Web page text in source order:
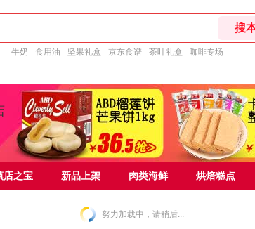
牛奶 食用油 坚果礼盒 京东食谱 茶叶礼盒 咖啡专场
店之宝 新品上架 肉类海鲜 烘焙糕点
努力加载中，请稍后...